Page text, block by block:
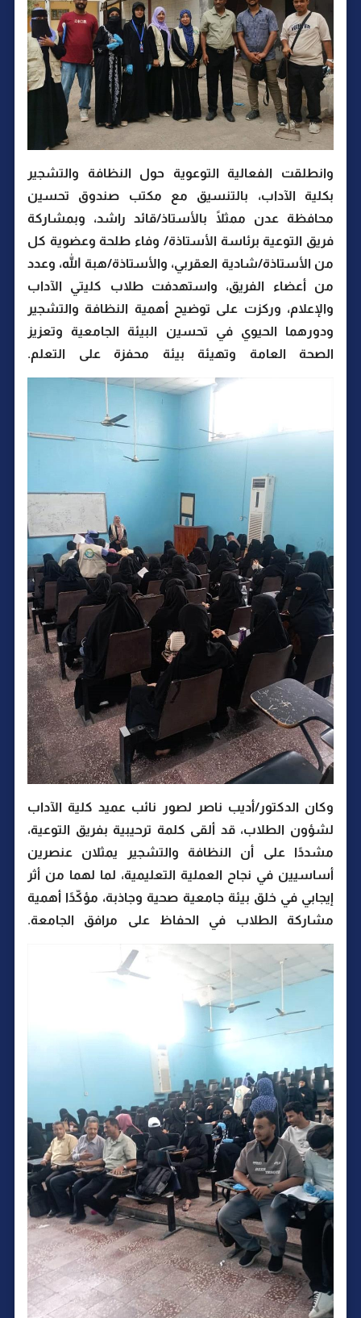
وانطلقت الفعالية التوعوية حول النظافة والتشجير
بكلية الآداب، بالتنسيق مع مكتب صندوق تحسين
محافظة عدن ممثلًا بالأستاذ/قائد راشد، وبمشاركة
فريق التوعية برئاسة الأستاذة/ وفاء طلحة وعضوية كل
من الأستاذة/شادية العقربي، والأستاذة/هبة الله، وعدد
من أعضاء الفريق، واستهدفت طلاب كليتي الآداب
والإعلام، وركزت على توضيح أهمية النظافة والتشجير
ودورهما الحيوي في تحسين البيئة الجامعية وتعزيز
الصحة العامة وتهيئة بيئة محفزة على التعلم.
وكان الدكتور/أديب ناصر لصور نائب عميد كلية الآداب
لشؤون الطلاب، قد ألقى كلمة ترحيبية بفريق التوعية،
مشددًا على أن النظافة والتشجير يمثلان عنصرين
أساسيين في نجاح العملية التعليمية، لما لهما من أثر
إيجابي في خلق بيئة جامعية صحية وجاذبة، مؤكّدًا أهمية
مشاركة الطلاب في الحفاظ على مرافق الجامعة.